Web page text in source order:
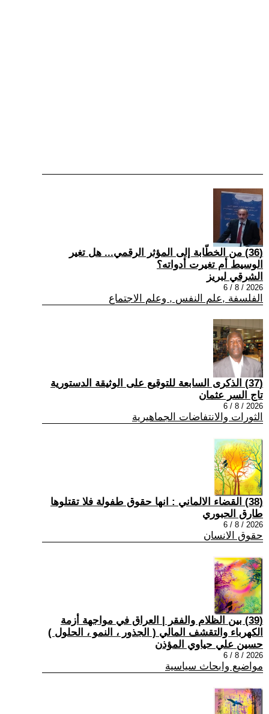
(36) من الخطّابة إلى المؤثر الرقمي... هل تغير
الوسيط أم تغيرت أدواته؟
الشرقي لبريز
2026 / 8 / 6
الفلسفة ,علم النفس , وعلم الاجتماع
(37) الذكرى السابعة للتوقيع على الوثيقة الدستورية
تاج السر عثمان
2026 / 8 / 6
الثورات والانتفاضات الجماهيرية
(38) القضاء الالماني : انها حقوق طفولة فلا تقتلوها
طارق الحبوري
2026 / 8 / 6
حقوق الانسان
(39) بين الظلام والفقر | العراق في مواجهة أزمة
الكهرباء والتقشف المالي ( الجذور ، النمو ، الحلول )
حسين علي حياوي المؤذن
2026 / 8 / 6
مواضيع وابحاث سياسية